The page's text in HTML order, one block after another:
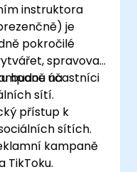
při
strategií
instruktora
je
pokročilé
spravovat
na
sítí.
budou účastníci
přístup k
sítích.
kampaně
TikToku.